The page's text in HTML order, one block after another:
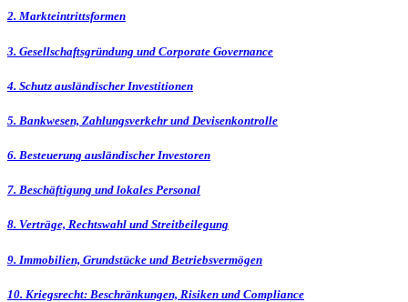
2. Markteintrittsformen
3. Gesellschaftsgründung und Corporate Governance
4. Schutz ausländischer Investitionen
5. Bankwesen, Zahlungsverkehr und Devisenkontrolle
6. Besteuerung ausländischer Investoren
7. Beschäftigung und lokales Personal
8. Verträge, Rechtswahl und Streitbeilegung
9. Immobilien, Grundstücke und Betriebsvermögen
10. Kriegsrecht: Beschränkungen, Risiken und Compliance